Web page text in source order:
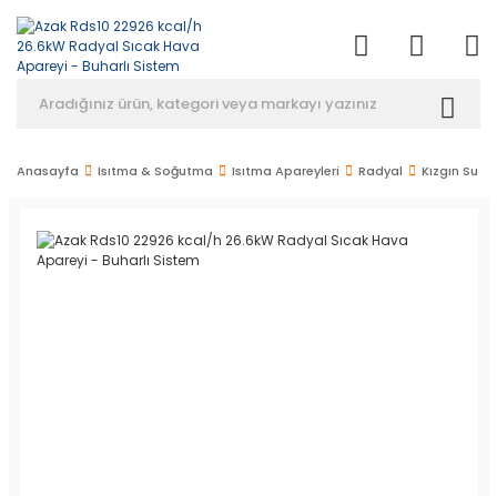
Anasayfa Isıtma & Soğutma Isıtma Apareyleri Radyal Kızgın Su &